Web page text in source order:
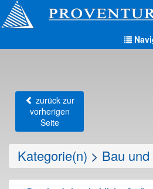
zurück zur
vorherigen
Seite
Kategorie(n) > Bau